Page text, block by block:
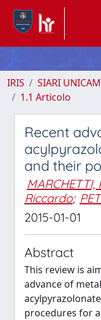
IRIS SIARI UNICAM
1.1 Articolo
Recent
and their
MARCHETTI,
Riccardo;
2015-01-01
Abstract
This review is
advance of
procedures for